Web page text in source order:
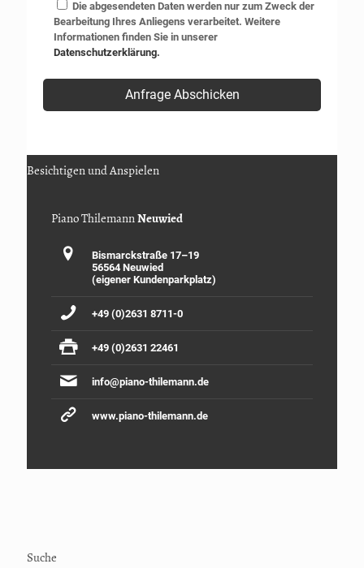
Die abgesendeten Daten werden nur zum Zweck der
Bearbeitung Ihres Anliegens verarbeitet. Weitere
Informationen finden Sie in unserer
Datenschutzerklärung.
Besichtigen und Anspielen
Piano ThilemannNeuwied
Bismarckstraße 17–19
56564 Neuwied
(eigener Kundenparkplatz)
+49 (0)2631 8711-0
+49 (0)2631 22461
info@piano-thilemann.de
www.piano-thilemann.de
Suche